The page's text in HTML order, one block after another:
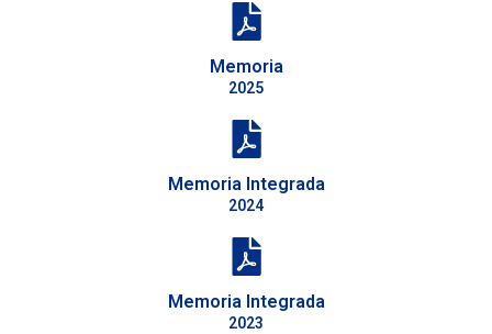
Memoria
2025
Memoria Integrada
2024
Memoria Integrada
2023